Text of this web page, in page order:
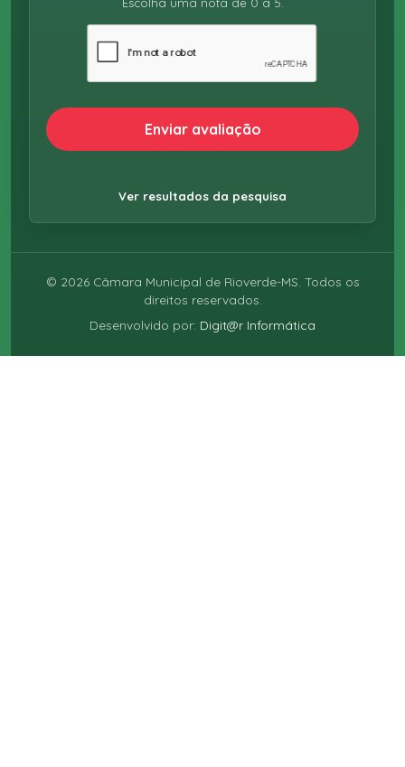
Enviar avaliação
Ver resultados da pesquisa
© 2026Câmara Municipal de Rioverde-MS. Todos os
direitos reservados.
Desenvolvido por: Digit@r Informática